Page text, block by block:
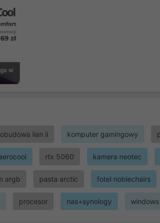
w
obudowa lian li komputer gamingowy
rtx 5060 kamera neotec
argb pasta arctic fotel noblechairs
procesor nas+synology